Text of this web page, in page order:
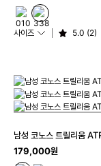
사이즈 5.0 (2)
남성 코노스 트릴리움
179,000원